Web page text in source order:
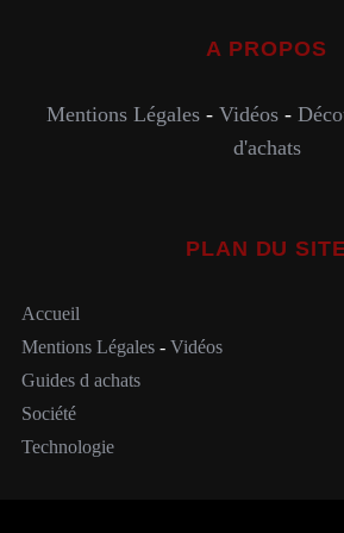
A PROPOS
Mentions Légales- Vidéos-
d'achats
PLAN DU
Accueil
Mentions Légales- Vidéos
Guides d achats
Société
Technologie